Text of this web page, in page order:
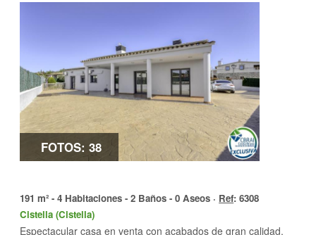
FOTOS: 38
191 m² - 4 Habitaciones - 2 Baños - 0 Aseos · Ref: 6308
Cistella (Cistella)
Espectacular casa en venta con acabados de gran calidad,